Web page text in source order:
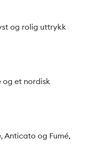
og rolig uttrykk
og et nordisk
Anticato og Fumé,